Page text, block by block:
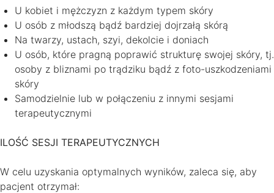
U kobiet i mężczyzn z każdym typem skóry
U osób z młodszą bądź bardziej dojrzałą skórą
Na twarzy, ustach, szyi, dekolcie i doniach
U osób, które pragną poprawić strukturę swojej skóry, tj.
osoby z bliznami po trądziku bądź z foto-uszkodzeniami
skóry
Samodzielnie lub w połączeniu z innymi sesjami
terapeutycznymi
ILOŚĆ SESJI TERAPEUTYCZNYCH
W celu uzyskania optymalnych wyników, zaleca się, aby
pacjent otrzymał: